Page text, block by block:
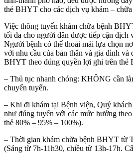
thẻ BHYT cho các dịch vụ khám –
Việc thông tuyến khám chữa bệnh
tối đa cho người dân được tiếp cận dịch
Người bệnh có thể thoải mái lựa chọn
với nhu cầu của bản thân và gia đình
BHYT theo đúng quyền lợi ghi trên thẻ
– Thủ tục nhanh chóng: KHÔNG cần
chuyển tuyến.
– Khi đi khám tại Bệnh viện, Quý
như đúng tuyến với các mức hưởng
thẻ 80% – 95% – 100%).
– Thời gian khám chữa bệnh BHYT từ
(Sáng từ 7h-11h30, chiều từ 13h-17h.